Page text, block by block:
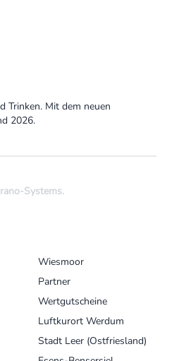
Trinken. Mit dem neuen
2026.
Systems.
Wiesmoor
Partner
Wertgutscheine
Luftkurort Werdum
Stadt Leer (Ostfriesland)